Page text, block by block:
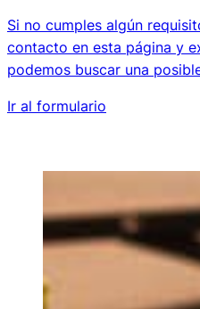
Si no cumples algún
contacto en esta página y
podemos buscar una
Ir al formulario